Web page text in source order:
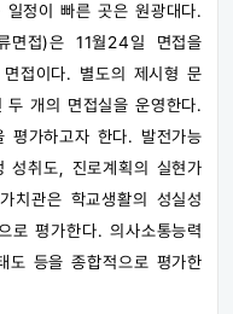
정이 빠른 곳은 원광대다.
면접)은 11월24일 면접을
접이다. 별도의 제시형 문
개의 면접실을 운영한다.
평가하고자 한다. 발전가능
성취도, 진로계획의 실현가
치관은 학교생활의 성실성
로 평가한다. 의사소통능력
등을 종합적으로 평가한